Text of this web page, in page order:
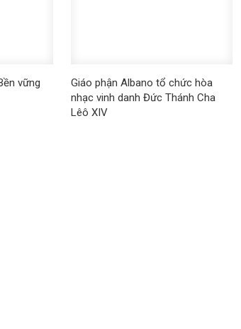
vững
Giáo phận Albano tổ chức hòa
nhạc vinh danh Đức Thánh Cha
Lêô XIV